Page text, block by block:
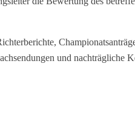
und nachträgliche